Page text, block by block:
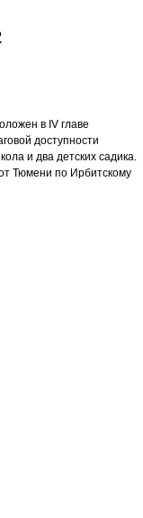
в IV главе
доступности
и два детских садика.
Тюмени по Ирбитскому